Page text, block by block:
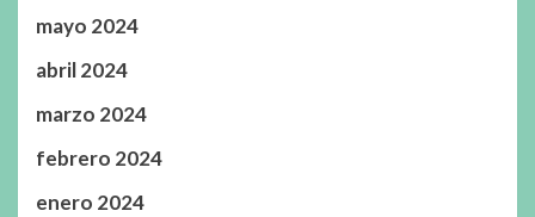
mayo 2024
abril 2024
marzo 2024
febrero 2024
enero 2024